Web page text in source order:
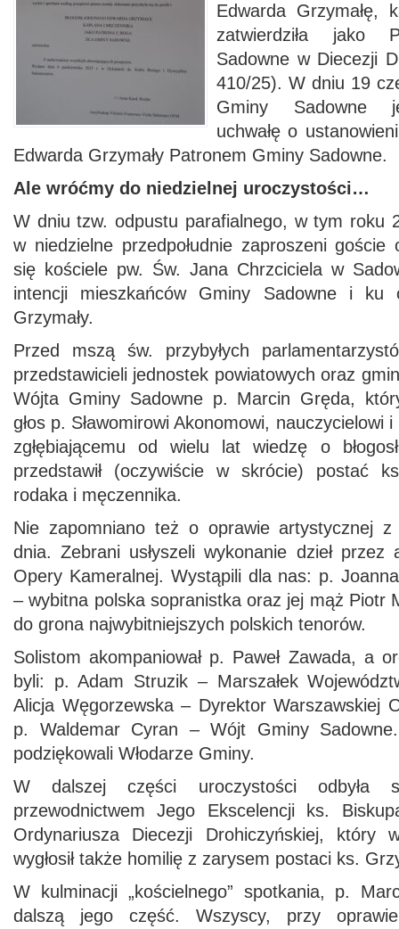
Edwarda Grzymałę,
zatwierdziła jako
Sadowne w Diecezji
410/25). W dniu 19
Gminy Sadowne
uchwałę o
Edwarda Grzymały Patronem Gminy Sadowne.
Ale wróćmy do niedzielnej uroczystości…
W dniu tzw. odpustu parafialnego, w tym roku
w niedzielne przedpołudnie zaproszeni goście
się kościele pw. Św. Jana Chrzciciela w
intencji mieszkańców Gminy Sadowne i ku
Grzymały.
Przed mszą św. przybyłych
przedstawicieli jednostek powiatowych oraz
Wójta Gminy Sadowne p. Marcin Gręda,
głos p. Sławomirowi Akonomowi, nauczycielowi
zgłębiającemu od wielu lat wiedzę o
przedstawił (oczywiście w skrócie) postać
rodaka i męczennika.
Nie zapomniano też o oprawie artystycznej z
dnia. Zebrani usłyszeli wykonanie dzieł przez
Opery Kameralnej. Wystąpili dla nas: p.
– wybitna polska sopranistka oraz jej mąż Piotr
do grona najwybitniejszych polskich tenorów.
Solistom akompaniował p. Paweł Zawada, a
byli: p. Adam Struzik – Marszałek
Alicja Węgorzewska – Dyrektor Warszawskiej
p. Waldemar Cyran – Wójt Gminy
podziękowali Włodarze Gminy.
W dalszej części uroczystości
przewodnictwem Jego Ekscelencji ks.
Ordynariusza Diecezji Drohiczyńskiej, który
wygłosił także homilię z zarysem postaci ks.
W kulminacji „kościelnego” spotkania, p.
dalszą jego część. Wszyscy, przy oprawie